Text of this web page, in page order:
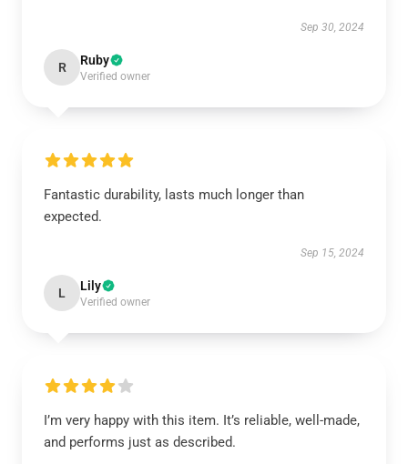
Sep 30, 2024
R Ruby
Verified owner
Fantastic durability, lasts much longer than
expected.
Sep 15, 2024
L Lily
Verified owner
I’m very happy with this item. It’s reliable, well-made,
and performs just as described.